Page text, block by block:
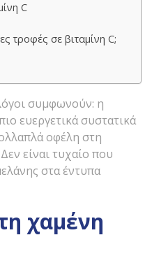
C
τροφές σε βιταμίνη C;
συμφωνούν: η
ευεργετικά συστατικά
οφέλη στη
είναι τυχαίο που
στα έντυπα
χαμένη